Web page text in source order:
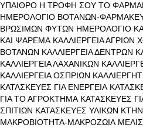
ΥΠΑΙΘΡΟ Η ΤΡΟΦΗ ΣΟΥ ΤΟ
ΗΜΕΡΟΛΟΓΙΟ ΒΟΤΑΝΩΝ-
ΒΡΩΣΙΜΩΝ ΦΥΤΩΝ ΗΜΕΡΟΛΟΓΙΟ
ΚΑΙ ΨΑΡΕΜΑ ΚΑΛΛΙΕΡΓΕΙΑ ΑΓΡΙΩΝ
ΒΟΤΑΝΩΝ ΚΑΛΛΙΕΡΓΕΙΑ ΔΕΝΤΡΩΝ
ΚΑΛΛΙΕΡΓΕΙΑ ΛΑΧΑΝΙΚΩΝ
ΚΑΛΛΙΕΡΓΕΙΑ ΟΣΠΡΙΩΝ
ΚΑΤΑΣΚΕΥΕΣ ΓΙΑ ΕΝΕΡΓΕΙΑ
ΓΙΑ ΤΟ ΑΓΡΟΚΤΗΜΑ ΚΑΤΑΣΚΕΥΕΣ
ΣΠΙΤΙΩΝ ΚΑΤΑΣΚΕΥΕΣ ΥΛΙΚΩΝ
ΜΑΚΡΟΒΙΟΤΗΤΑ-ΜΑΚΡΟΖΩΙΑ